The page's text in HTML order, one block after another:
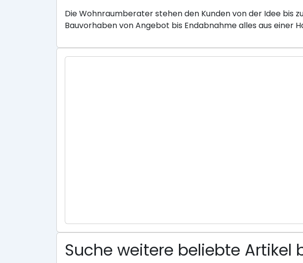
Die Wohnraumberater stehen den Kunden von der Idee bis
Bauvorhaben von Angebot bis Endabnahme alles aus einer
Suche weitere beliebte Artikel